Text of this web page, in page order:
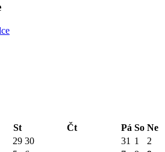
St Čt Pá So Ne
29 30 31 1
2